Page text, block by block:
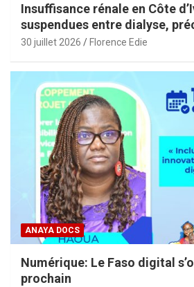
Insuffisance rénale en Côte
suspendues entre dialyse,
30 juillet 2026 Florence Edie
ANAYA DOCS
Numérique: Le Faso digital
prochain